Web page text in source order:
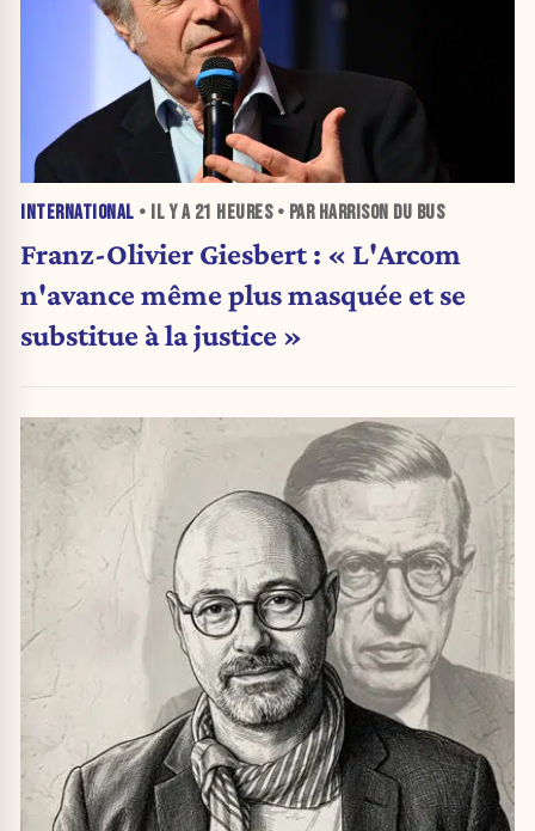
INTERNATIONAL • IL Y A 21 HEURES• PAR HARRISON DU BUS
Franz-Olivier Giesbert : « L'Arcom
n'avance même plus masquée et se
substitue à la justice »